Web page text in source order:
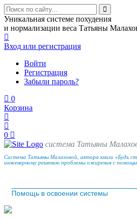
Уникальная системе похудения
и нормализации веса Татьяны
Вход или регистрация
Войти
Регистрация
Забыли пароль?
0
Корзина
0
система Татьяны
Система Татьяны Малаховой, автора книги «Будь
инженерному решению проблемы ожирения с
Помощь в освоении системы